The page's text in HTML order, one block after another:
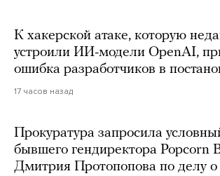
К хакерской атаке, которую
устроили ИИ-модели OpenAI,
ошибка разработчиков в
17 часов назад
Прокуратура запросила
бывшего гендиректора Popcorn
Дмитрия Протопопова по делу